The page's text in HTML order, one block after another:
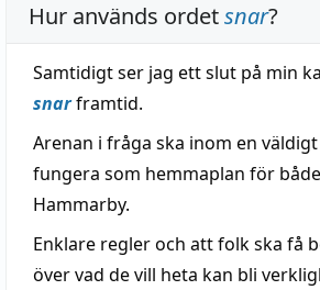
Hur används ordetsnar?
Samtidigt ser jag ett slut på min
snarframtid.
Arenan i fråga ska inom en väldigt
fungera som hemmaplan för
Hammarby.
Enklare regler och att folk ska få
över vad de vill heta kan bli